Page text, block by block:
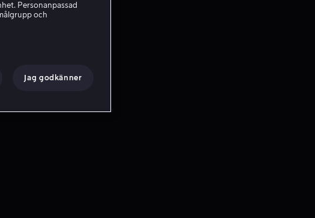
Personanpassad
och
Jag godkänner